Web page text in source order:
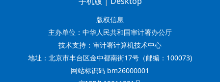
版权信息
主办单位：中华人民共和国审计署办公厅
技术支持：审计署计算机技术中心
地址：北京市丰台区金中都南街17号（邮编：100073)
网站标识码 bm26000001